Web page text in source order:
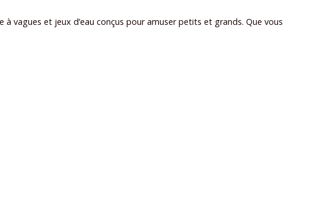
vagues et jeux d’eau conçus pour amuser petits et grands. Que vous